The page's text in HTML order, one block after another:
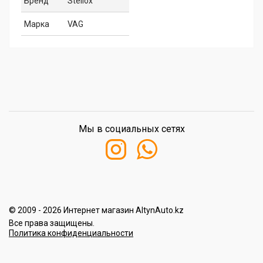
Марка VAG
© 2009 - 2026 Интернет магазин AltynAuto.kz
Все права защищены.
Политика конфиденциальности
Мы в социальных сетях